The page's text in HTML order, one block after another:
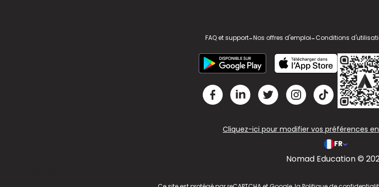
FAQ et support-Nos offres d'emploi-Conditions
Cliquez-ici pour modifier vos préférences
FR
Nomad Education ©